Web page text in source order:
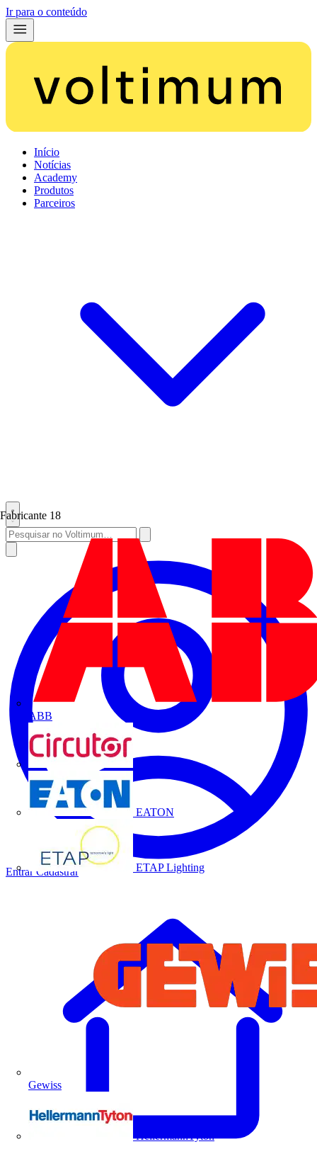
Ir para o conteúdo
Início
Notícias
Academy
Produtos
Parceiros
Fabricante 18
ABB
CIRCUTOR
EATON
ETAP Lighting
Gewiss
HellermannTyton
Entrar Cadastrar